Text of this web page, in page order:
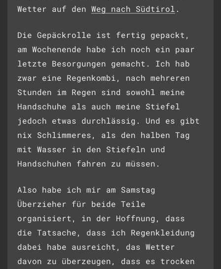
Wetter auf den Weg nach Südtirol .
Die Gepäckrolle ist fertig gepackt,
am Wochenende habe ich noch ein paar
letzte Besorgungen gemacht. Ich hab
zwar eine Regenkombi, nach mehreren
Stunden im Regen sind sowohl meine
Handschuhe als auch meine Stiefel
jedoch etwas durchlässig. Und es gibt
nix Schlimmeres, als den halben Tag
mit Wasser in den Stiefeln und
Handschuhen fahren zu müssen.
Also habe ich mir am Samstag
Überzieher für beide Teile
organisiert, in der Hoffnung, dass
die Tatsache, dass ich Regenkleidung
dabei habe ausreicht, das Wetter
davon zu überzeugen, dass es trocken